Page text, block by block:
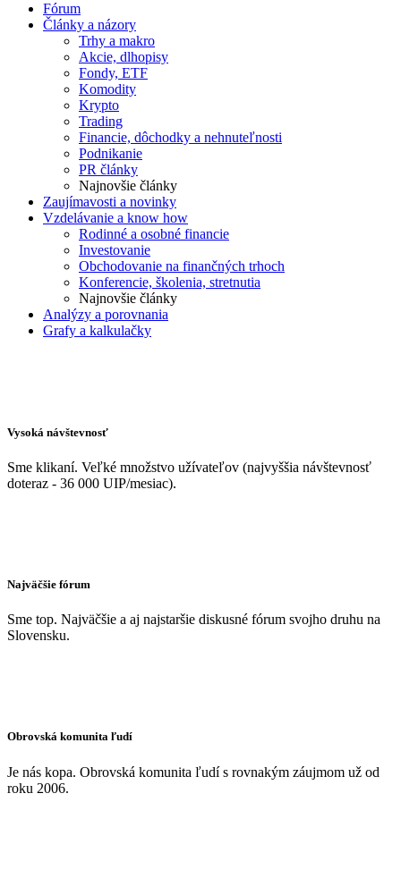
Fórum
Články a názory
Trhy a makro
Akcie, dlhopisy
Fondy, ETF
Komodity
Krypto
Trading
Financie, dôchodky a nehnuteľnosti
Podnikanie
PR články
Najnovšie články
Zaujímavosti a novinky
Vzdelávanie a know how
Rodinné a osobné financie
Investovanie
Obchodovanie na finančných trhoch
Konferencie, školenia, stretnutia
Najnovšie články
Analýzy a porovnania
Grafy a kalkulačky
Vysoká návštevnosť
Sme klikaní. Veľké množstvo užívateľov (najvyššia návštevnosť
doteraz - 36 000 UIP/mesiac).
Najväčšie fórum
Sme top. Najväčšie a aj najstaršie diskusné fórum svojho druhu na
Slovensku.
Obrovská komunita ľudí
Je nás kopa. Obrovská komunita ľudí s rovnakým záujmom už od
roku 2006.